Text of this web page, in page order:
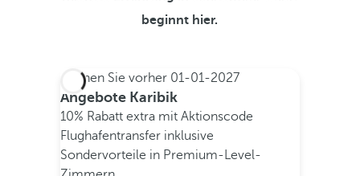
beginnt hier.
Buchen Sie vorher 01-01-2027
Angebote Karibik
10% Rabatt extra mit Aktionscode
Flughafentransfer inklusive
Sondervorteile in Premium-Level-